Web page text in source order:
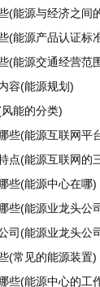
(能源与经济之间
(能源产品认证标
(能源交通经营范
容(能源规划)
能的分类)
些(能源互联网平
点(能源互联网的
些(能源中心在哪)
些(能源业龙头公
司(能源业龙头公
(常见的能源装置)
些(能源中心的工